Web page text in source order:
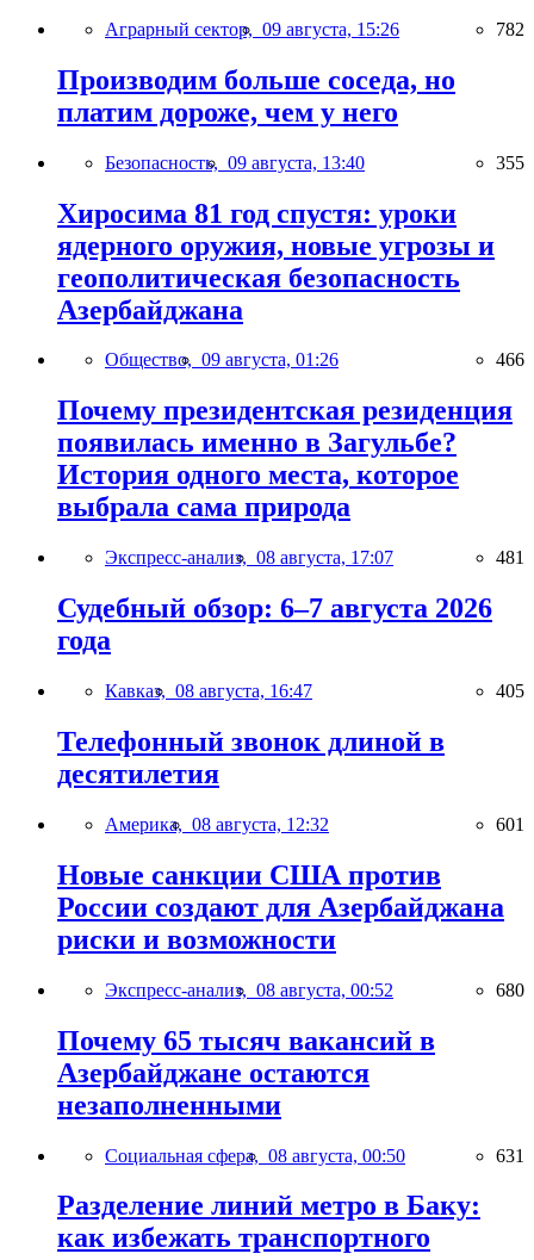
Аграрный сектор, 09 августа, 15:26 782
Производим больше соседа, но
платим дороже, чем у него
Безопасность, 09 августа, 13:40 355
Хиросима 81 год спустя: уроки
ядерного оружия, новые угрозы и
геополитическая безопасность
Азербайджана
Общество, 09 августа, 01:26 466
Почему президентская резиденция
появилась именно в Загульбе?
История одного места, которое
выбрала сама природа
Экспресс-анализ, 08 августа, 17:07 481
Судебный обзор: 6–7 августа 2026
года
Кавказ, 08 августа, 16:47 405
Телефонный звонок длиной в
десятилетия
Америка, 08 августа, 12:32 601
Новые санкции США против
России создают для Азербайджана
риски и возможности
Экспресс-анализ, 08 августа, 00:52 680
Почему 65 тысяч вакансий в
Азербайджане остаются
незаполненными
Социальная сфера, 08 августа, 00:50 631
Разделение линий метро в Баку:
как избежать транспортного